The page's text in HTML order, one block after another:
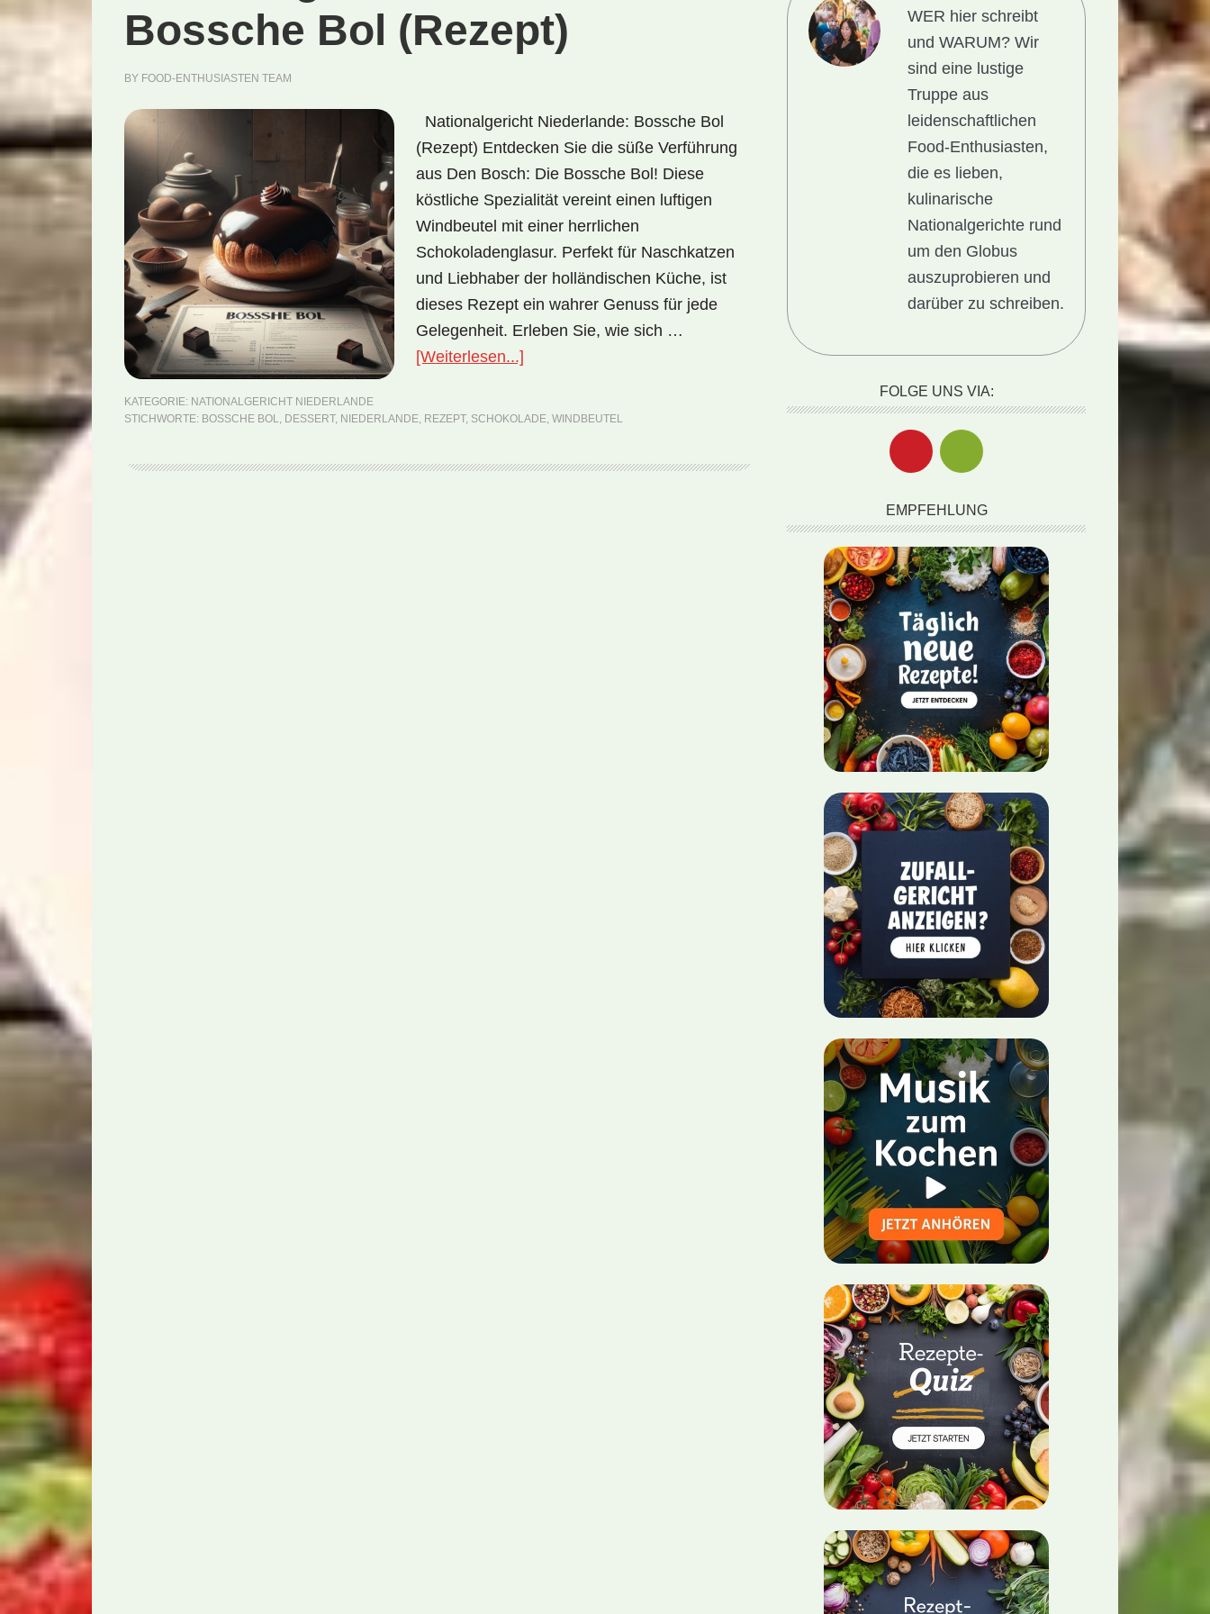
Bossche Bol (Rezept)
BY FOOD-ENTHUSIASTEN TEAM
Nationalgericht Niederlande: Bossche Bol
(Rezept) Entdecken Sie die süße Verführung
aus Den Bosch: Die Bossche Bol! Diese
köstliche Spezialität vereint einen luftigen
Windbeutel mit einer herrlichen
Schokoladenglasur. Perfekt für Naschkatzen
und Liebhaber der holländischen Küche, ist
dieses Rezept ein wahrer Genuss für jede
Gelegenheit. Erleben Sie, wie sich …
[Weiterlesen...]
(Rezept)
KATEGORIE: NATIONALGERICHT NIEDERLANDE
STICHWORTE: BOSSCHE BOL, DESSERT, NIEDERLANDE, REZEPT, SCHOKOLADE, WINDBEUTEL
WER hier schreibt
und WARUM?Wir
sind eine lustige
Truppe aus
leidenschaftlichen
Food-Enthusiasten,
die es lieben,
kulinarische
Nationalgerichte rund
um den Globus
auszuprobieren und
darüber zu schreiben.
FOLGE UNS VIA:
EMPFEHLUNG